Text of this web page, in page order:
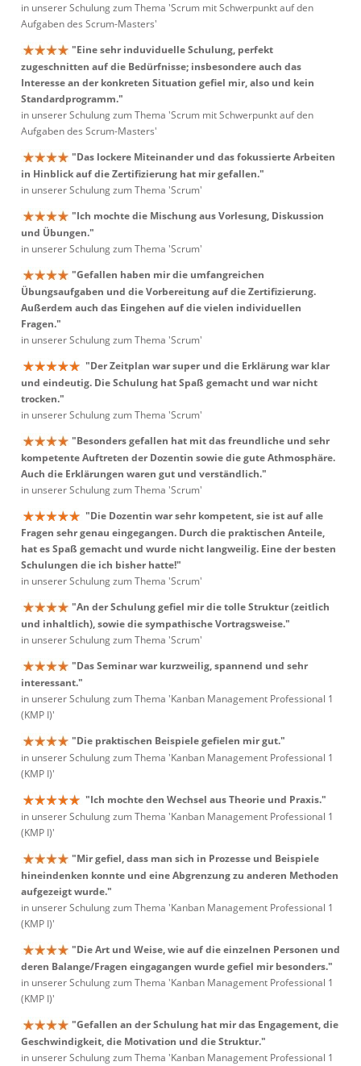
in unserer Schulung zum Thema 'Scrum mit Schwerpunkt auf den
Aufgaben des Scrum-Masters'
"Eine sehr induviduelle Schulung, perfekt
zugeschnitten auf die Bedürfnisse; insbesondere auch das
Interesse an der konkreten Situation gefiel mir, also und kein
Standardprogramm."
in unserer Schulung zum Thema 'Scrum mit Schwerpunkt auf den
Aufgaben des Scrum-Masters'
"Das lockere Miteinander und das fokussierte Arbeiten
in Hinblick auf die Zertifizierung hat mir gefallen."
in unserer Schulung zum Thema 'Scrum'
"Ich mochte die Mischung aus Vorlesung, Diskussion
und Übungen."
in unserer Schulung zum Thema 'Scrum'
"Gefallen haben mir die umfangreichen
Übungsaufgaben und die Vorbereitung auf die Zertifizierung.
Außerdem auch das Eingehen auf die vielen individuellen
Fragen."
in unserer Schulung zum Thema 'Scrum'
"Der Zeitplan war super und die Erklärung war klar
und eindeutig. Die Schulung hat Spaß gemacht und war nicht
trocken."
in unserer Schulung zum Thema 'Scrum'
"Besonders gefallen hat mit das freundliche und sehr
kompetente Auftreten der Dozentin sowie die gute Athmosphäre.
Auch die Erklärungen waren gut und verständlich."
in unserer Schulung zum Thema 'Scrum'
"Die Dozentin war sehr kompetent, sie ist auf alle
Fragen sehr genau eingegangen. Durch die praktischen Anteile,
hat es Spaß gemacht und wurde nicht langweilig. Eine der besten
Schulungen die ich bisher hatte!"
in unserer Schulung zum Thema 'Scrum'
"An der Schulung gefiel mir die tolle Struktur (zeitlich
und inhaltlich), sowie die sympathische Vortragsweise."
in unserer Schulung zum Thema 'Scrum'
"Das Seminar war kurzweilig, spannend und sehr
interessant."
in unserer Schulung zum Thema 'Kanban Management Professional 1
(KMP I)'
"Die praktischen Beispiele gefielen mir gut."
in unserer Schulung zum Thema 'Kanban Management Professional 1
(KMP I)'
"Ich mochte den Wechsel aus Theorie und Praxis."
in unserer Schulung zum Thema 'Kanban Management Professional 1
(KMP I)'
"Mir gefiel, dass man sich in Prozesse und Beispiele
hineindenken konnte und eine Abgrenzung zu anderen Methoden
aufgezeigt wurde."
in unserer Schulung zum Thema 'Kanban Management Professional 1
(KMP I)'
"Die Art und Weise, wie auf die einzelnen Personen und
deren Balange/Fragen eingagangen wurde gefiel mir besonders."
in unserer Schulung zum Thema 'Kanban Management Professional 1
(KMP I)'
"Gefallen an der Schulung hat mir das Engagement, die
Geschwindigkeit, die Motivation und die Struktur."
in unserer Schulung zum Thema 'Kanban Management Professional 1